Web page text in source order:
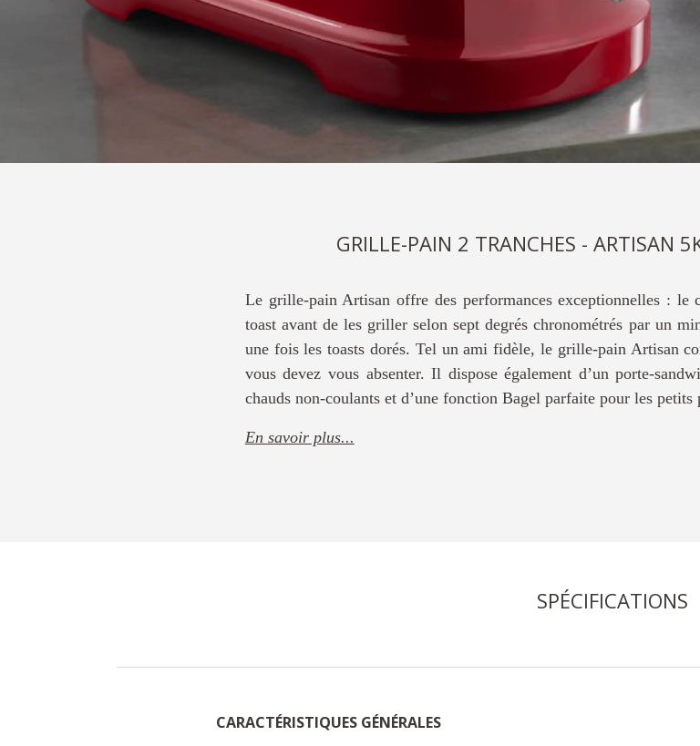
GRILLE-PAIN 2 TRANCHES - ARTISAN
Le grille-pain Artisan offre des performances exceptionnelles : le
toast avant de les griller selon sept degrés chronométrés par un
une fois les toasts dorés. Tel un ami fidèle, le grille-pain Artisan
vous devez vous absenter. Il dispose également d’un porte-
chauds non-coulants et d’une fonction Bagel parfaite pour les petits
En savoir plus...
SPÉCIFICATIONS
CARACTÉRISTIQUES GÉNÉRALES